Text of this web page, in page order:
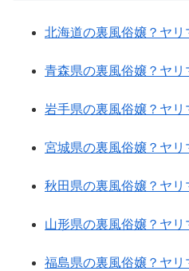
北海道の裏風俗嬢？ヤ
青森県の裏風俗嬢？ヤ
岩手県の裏風俗嬢？ヤ
宮城県の裏風俗嬢？ヤ
秋田県の裏風俗嬢？ヤ
山形県の裏風俗嬢？ヤ
福島県の裏風俗嬢？ヤ